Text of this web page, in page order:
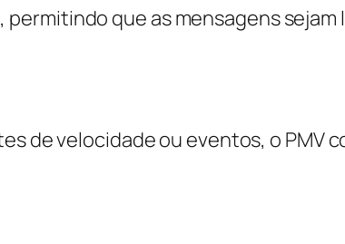
que as mensagens sejam
de velocidade ou eventos, o PMV